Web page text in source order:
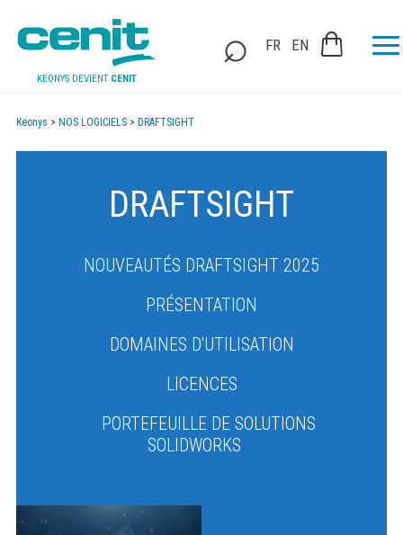
KEONYS DEVIENT CENIT
FR EN
Keonys > NOS LOGICIELS> DRAFTSIGHT
DRAFTSIGHT
NOUVEAUTÉS DRAFTSIGHT 2025
PRÉSENTATION
DOMAINES D'UTILISATION
LICENCES
PORTEFEUILLE DE SOLUTIONS
SOLIDWORKS